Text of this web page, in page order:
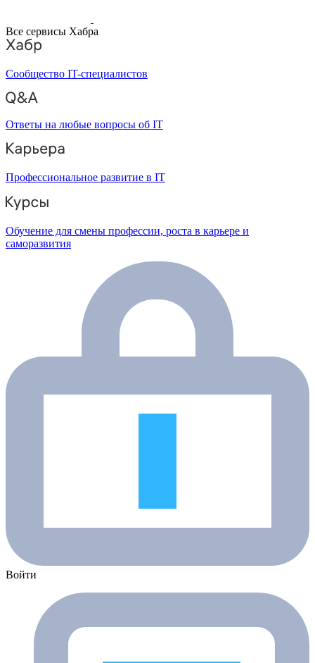
Все сервисы Хабра
Сообщество IT-специалистов
Ответы на любые вопросы об IT
Профессиональное развитие в IT
Обучение для смены профессии, роста в карьере и
саморазвития
Войти